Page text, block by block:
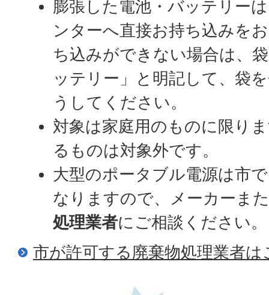
膨張した電池・バッテリー
ンターへ直接お持ち込みを
ち込みができない場合は、
ッテリー」と明記して、袋
うしてください。
対象は家庭用のものに限り
るものは対象外です。
大型のポータブル電源は市
なりますので、メーカーま
処理業者にご相談ください。
市が許可する廃棄物処理業者は